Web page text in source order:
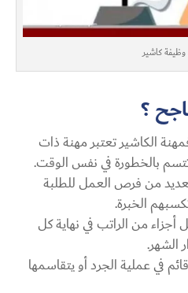
كاشير
؟
الكاشير تعتبر مهنة ذات
بالخطورة في نفس الوقت.
من فرص العمل للطلبة
الخبرة.
أجزاء من الراتب في نهاية كل
الشهر.
في عملية الجرد أو يتقاسمها